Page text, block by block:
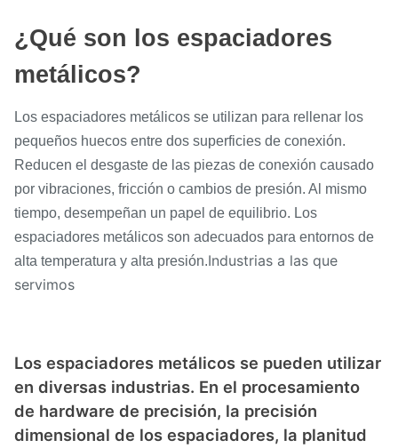
¿Qué son los espaciadores
metálicos?
Los espaciadores metálicos se utilizan para rellenar los
pequeños huecos entre dos superficies de conexión.
Reducen el desgaste de las piezas de conexión causado
por vibraciones, fricción o cambios de presión. Al mismo
tiempo, desempeñan un papel de equilibrio. Los
espaciadores metálicos son adecuados para entornos de
alta temperatura y alta presión.Industrias a las que
servimos
Los espaciadores metálicos se pueden utilizar
en diversas industrias. En el procesamiento
de hardware de precisión, la precisión
dimensional de los espaciadores, la planitud